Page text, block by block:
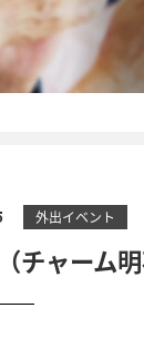
外出イベント
チャーム明